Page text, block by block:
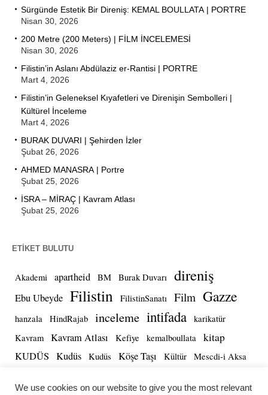
Sürgünde Estetik Bir Direniş: KEMAL BOULLATA | PORTRE
Nisan 30, 2026
200 Metre (200 Meters) | FİLM İNCELEMESİ
Nisan 30, 2026
Filistin’in Aslanı Abdülaziz er-Rantisi | PORTRE
Mart 4, 2026
Filistin’in Geleneksel Kıyafetleri ve Direnişin Sembolleri |
Kültürel İnceleme
Mart 4, 2026
BURAK DUVARI | Şehirden İzler
Şubat 26, 2026
AHMED MANASRA | Portre
Şubat 25, 2026
İSRA – MİRAÇ | Kavram Atlası
Şubat 25, 2026
ETIKET BULUTU
Akademi apartheid BM Burak Duvarı direniş
Ebu Ubeyde Filistin FilistinSanatı Film Gazze
hanzala HindRajab inceleme intifada
karikatür
Kavram
Kavram Atlası Kefiye kemalboullata kitap
KUDÜS Kudüs Kudüs Köşe Taşı Kültür
Mescdi-i Aksa
We use cookies on our website to give you the most relevant